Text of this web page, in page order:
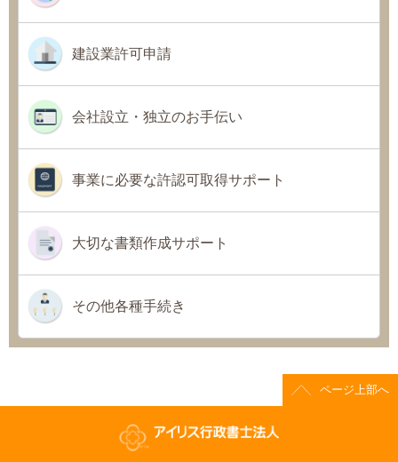
建設業許可申請
会社設立・独立のお手伝い
事業に必要な許認可取得サポート
大切な書類作成サポート
その他各種手続き
ページ上部へ